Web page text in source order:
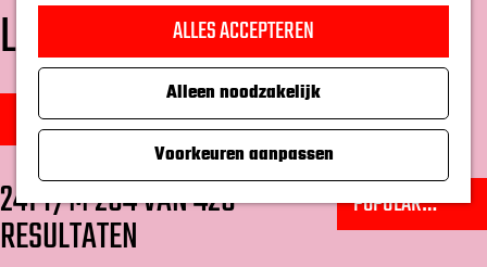
ALLES ACCEPTEREN
Alleen noodzakelijk
Voorkeuren aanpassen
a
d
e
LOCATIES
W
a
t
z
o
FILTER
o
t
e
241 T/M 264 VAN 426
RESULTATEN
S
o